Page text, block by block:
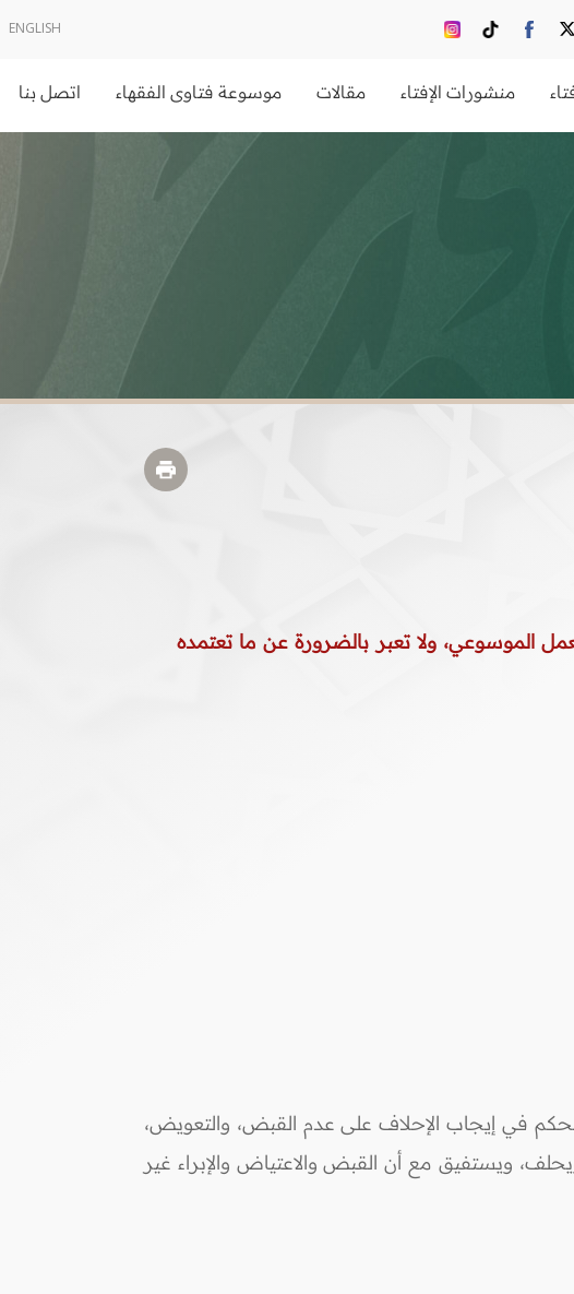
ENGLISH
منشورات الإفتاء مقالات موسوعة فتاوى الفقهاء اتصل بنا
الموسوعي، ولا تعبر بالضرورة عن ما تعتمده
في إيجاب الإحلاف على عدم القبض، والتعويض،
ويستفيق مع أن القبض والاعتياض والإبراء غير